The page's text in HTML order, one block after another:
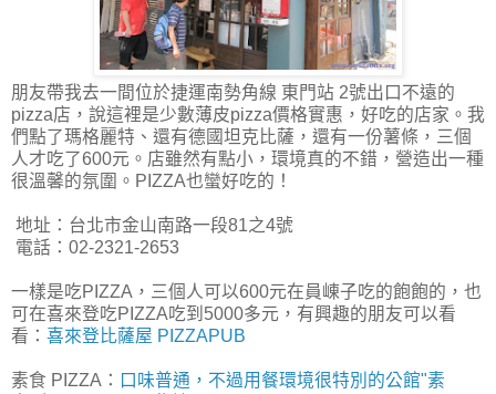
朋友帶我去一間位於捷運南勢角線 東門站 2號出口不遠的
pizza店，說這裡是少數薄皮pizza價格實惠，好吃的店家。我
們點了瑪格麗特、還有德國坦克比薩，還有一份薯條，三個
人才吃了600元。店雖然有點小，環境真的不錯，營造出一種
很溫馨的氛圍。PIZZA也蠻好吃的！
地址：台北市金山南路一段81之4號
電話：02-2321-2653
一樣是吃PIZZA，三個人可以600元在員崠子吃的飽飽的，也
可在喜來登吃PIZZA吃到5000多元，有興趣的朋友可以看
看： 喜來登比薩屋 PIZZAPUB
素食 PIZZA： 口味普通，不過用餐環境很特別的公館"素